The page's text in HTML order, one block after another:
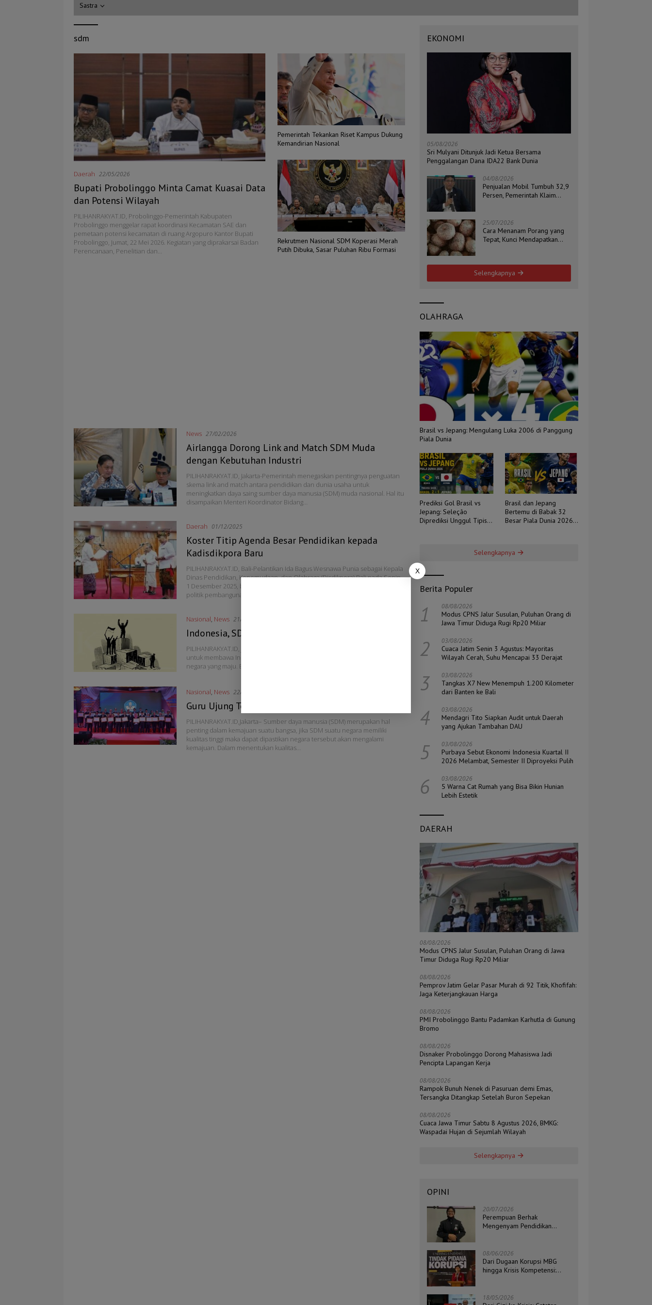
Sastra
sdm
Daerah 22/05/2026
Bupati Probolinggo Minta Camat Kuasai Data
dan Potensi Wilayah
PILIHANRAKYAT.ID, Probolinggo-Pemerintah Kabupaten
Probolinggo menggelar rapat koordinasi Kecamatan SAE dan
pemetaan potensi kecamatan di ruang Argopuro Kantor Bupati
Probolinggo, Jumat, 22 Mei 2026. Kegiatan yang diprakarsai Badan
Perencanaan, Penelitian dan…
Pemerintah Tekankan Riset Kampus Dukung
Kemandirian Nasional
Rekrutmen Nasional SDM Koperasi Merah
Putih Dibuka, Sasar Puluhan Ribu Formasi
News 27/02/2026
Airlangga Dorong Link and Match SDM Muda
dengan Kebutuhan Industri
PILIHANRAKYAT.ID, Jakarta-Pemerintah menegaskan pentingnya penguatan
skema link and match antara pendidikan dan dunia usaha untuk
meningkatkan daya saing sumber daya manusia (SDM) muda nasional. Hal itu
disampaikan Menteri Koordinator Bidang…
Daerah 01/12/2025
Koster Titip Agenda Besar Pendidikan kepada
Kadisdikpora Baru
PILIHANRAKYAT.ID, Bali-Pelantikan Ida Bagus Wesnawa Punia sebagai Kepala
Dinas Pendidikan, Kepemudaan, dan Olahraga (Disdikpora) Bali pada Senin,
1 Desember 2025, berlangsung dalam suasana formal namun sarat pesan
politik pembangunan. Upacara…
Nasional, News 21/01/2022
Indonesia, SDM Unggul Negara Maju
PILIHANRAKYAT.ID, Jakarta – SDM yang unggul dan berkualitas menjadi syarat
untuk membawa Indonesia Maju, tanpa itu sangat sulit Indonesia menjadi
negara yang maju. Berdasarkan data Survei Status Gizi Balita Indonesia…
Nasional News 22/08/2019
Guru Ujung Tombak SDM Berkualitas
PILIHANRAKYAT.ID,Jakarta– Sumber daya manusia (SDM) merupakan hal
penting dalam kemajuan suatu bangsa, jika SDM suatu negara memiliki
kualitas tinggi maka dapat dipastikan negara tersebut akan mengalami
kemajuan. Dalam menentukan kualitas…
EKONOMI
05/08/2026
Sri Mulyani Ditunjuk Jadi Ketua Bersama
Penggalangan Dana IDA22 Bank Dunia
04/08/2026
Penjualan Mobil Tumbuh 32,9
Persen, Pemerintah Klaim
25/07/2026
Cara Menanam Porang yang
Tepat, Kunci Mendapatkan
Selengkapnya
OLAHRAGA
Brasil vs Jepang: Mengulang Luka 2006 di Panggung
Piala Dunia
Prediksi Gol Brasil vs
Jepang: Seleção
Diprediksi Unggul Tipis,
Brasil dan Jepang
Bertemu di Babak 32
Besar Piala Dunia 2026,
Selengkapnya
Berita Populer
1 08/08/2026
Modus CPNS Jalur Susulan, Puluhan Orang di
Jawa Timur Diduga Rugi Rp20 Miliar
2 03/08/2026
Cuaca Jatim Senin 3 Agustus: Mayoritas
Wilayah Cerah, Suhu Mencapai 33 Derajat
3 03/08/2026
Tangkas X7 New Menempuh 1.200 Kilometer
dari Banten ke Bali
4 03/08/2026
Mendagri Tito Siapkan Audit untuk Daerah
yang Ajukan Tambahan DAU
5 03/08/2026
Purbaya Sebut Ekonomi Indonesia Kuartal II
2026 Melambat, Semester II Diproyeksi Pulih
6 03/08/2026
5 Warna Cat Rumah yang Bisa Bikin Hunian
Lebih Estetik
DAERAH
08/08/2026
Modus CPNS Jalur Susulan, Puluhan Orang di Jawa
Timur Diduga Rugi Rp20 Miliar
08/08/2026
Pemprov Jatim Gelar Pasar Murah di 92 Titik, Khofifah:
Jaga Keterjangkauan Harga
08/08/2026
PMI Probolinggo Bantu Padamkan Karhutla di Gunung
Bromo
08/08/2026
Disnaker Probolinggo Dorong Mahasiswa Jadi
Pencipta Lapangan Kerja
08/08/2026
Rampok Bunuh Nenek di Pasuruan demi Emas,
Tersangka Ditangkap Setelah Buron Sepekan
08/08/2026
Cuaca Jawa Timur Sabtu 8 Agustus 2026, BMKG:
Waspadai Hujan di Sejumlah Wilayah
Selengkapnya
OPINI
20/07/2026
Perempuan Berhak
Mengenyam Pendidikan
08/06/2026
Dari Dugaan Korupsi MBG
hingga Krisis Kompetensi:
Politik, Hukum, dan HAM
18/05/2026
X